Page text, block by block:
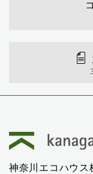
神奈川エコハウス